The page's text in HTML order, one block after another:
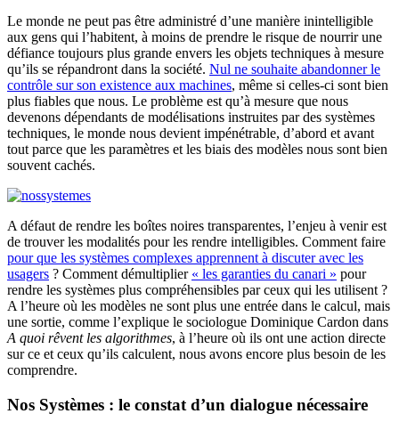
Le monde ne peut pas être administré d’une manière inintelligible
aux gens qui l’habitent, à moins de prendre le risque de nourrir une
défiance toujours plus grande envers les objets techniques à mesure
qu’ils se répandront dans la société. Nul ne souhaite abandonner le
contrôle sur son existence aux machines, même si celles-ci sont bien
plus fiables que nous. Le problème est qu’à mesure que nous
devenons dépendants de modélisations instruites par des systèmes
techniques, le monde nous devient impénétrable, d’abord et avant
tout parce que les paramètres et les biais des modèles nous sont bien
souvent cachés.
A défaut de rendre les boîtes noires transparentes, l’enjeu à venir est
de trouver les modalités pour les rendre intelligibles. Comment faire
pour que les systèmes complexes apprennent à discuter avec les
usagers ? Comment démultiplier « les garanties du canari » pour
rendre les systèmes plus compréhensibles par ceux qui les utilisent ?
A l’heure où les modèles ne sont plus une entrée dans le calcul, mais
une sortie, comme l’explique le sociologue Dominique Cardon dans
A quoi rêvent les algorithmes, à l’heure où ils ont une action directe
sur ce et ceux qu’ils calculent, nous avons encore plus besoin de les
comprendre.
Nos Systèmes : le constat d’un dialogue nécessaire